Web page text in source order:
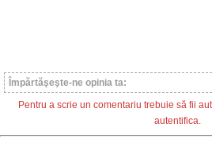
Împărtăşeşte-ne opinia ta:
Pentru a scrie un comentariu trebuie să fii
autentifica.